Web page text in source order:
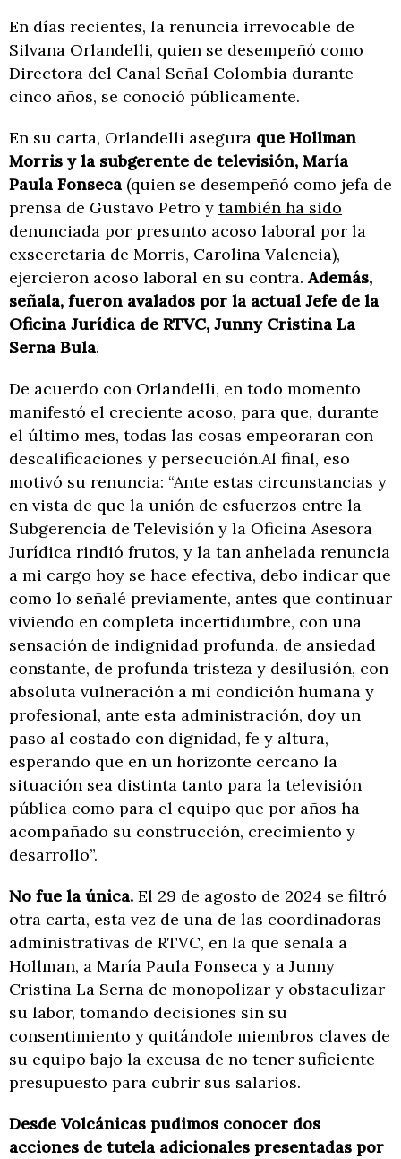
En días recientes, la renuncia irrevocable de
Silvana Orlandelli, quien se desempeñó como
Directora del Canal Señal Colombia durante
cinco años, se conoció públicamente.
En su carta, Orlandelli asegura que Hollman
Morris y la subgerente de televisión, María
Paula Fonseca (quien se desempeñó como jefa de
prensa de Gustavo Petro y también ha sido
denunciada por presunto acoso laboral por la
exsecretaria de Morris, Carolina Valencia),
ejercieron acoso laboral en su contra. Además,
señala, fueron avalados por la actual Jefe de la
Oficina Jurídica de RTVC, Junny Cristina La
Serna Bula.
De acuerdo con Orlandelli, en todo momento
manifestó el creciente acoso, para que, durante
el último mes, todas las cosas empeoraran con
descalificaciones y persecución.Al final, eso
motivó su renuncia: “Ante estas circunstancias y
en vista de que la unión de esfuerzos entre la
Subgerencia de Televisión y la Oficina Asesora
Jurídica rindió frutos, y la tan anhelada renuncia
a mi cargo hoy se hace efectiva, debo indicar que
como lo señalé previamente, antes que continuar
viviendo en completa incertidumbre, con una
sensación de indignidad profunda, de ansiedad
constante, de profunda tristeza y desilusión, con
absoluta vulneración a mi condición humana y
profesional, ante esta administración, doy un
paso al costado con dignidad, fe y altura,
esperando que en un horizonte cercano la
situación sea distinta tanto para la televisión
pública como para el equipo que por años ha
acompañado su construcción, crecimiento y
desarrollo”.
No fue la única. El 29 de agosto de 2024 se filtró
otra carta, esta vez de una de las coordinadoras
administrativas de RTVC, en la que señala a
Hollman, a María Paula Fonseca y a Junny
Cristina La Serna de monopolizar y obstaculizar
su labor, tomando decisiones sin su
consentimiento y quitándole miembros claves de
su equipo bajo la excusa de no tener suficiente
presupuesto para cubrir sus salarios.
Desde Volcánicas pudimos conocer dos
acciones de tutela adicionales presentadas por